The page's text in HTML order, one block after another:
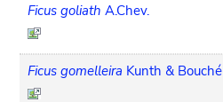
Ficus goliath A.Chev.
Ficus gomelleira Kunth & Bouché